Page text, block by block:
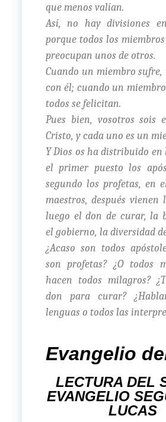
que menos valían.
Así, no hay divisiones
porque todos los
preocupan unos de otros.
Cuando un miembro sufre,
con él; cuando un
todos se felicitan.
Pues bien, vosotros sois
Cristo, y cada uno es un
Y Dios os ha distribuido en
el primer puesto los
segundo los profetas, en
maestros, después vienen
luego el don de curar, la
el gobierno, la diversidad
¿Acaso son todos
son profetas? ¿O todos
hacen todos milagros?
don para curar?
lenguas o todos las
Evangelio
LECTURA DEL
EVANGELIO
LUCAS